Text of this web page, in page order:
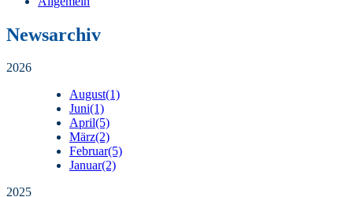
Newsarchiv
2026
August(1)
Juni(1)
April(5)
März(2)
Februar(5)
Januar(2)
2025